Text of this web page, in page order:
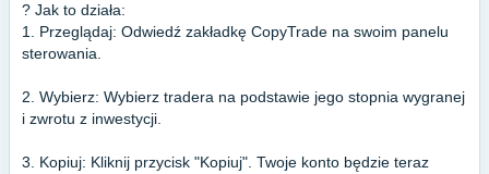
?️ Jak to działa:
1. Przeglądaj: Odwiedź zakładkę CopyTrade na swoim panelu
sterowania.
2. Wybierz: Wybierz tradera na podstawie jego stopnia wygranej
i zwrotu z inwestycji.
3. Kopiuj: Kliknij przycisk "Kopiuj". Twoje konto będzie teraz